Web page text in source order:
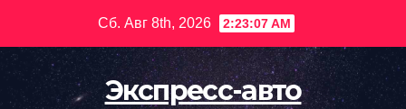
содержимому
Сб. Авг 8th, 2026 2:23:08 AM
Экспресс-авто